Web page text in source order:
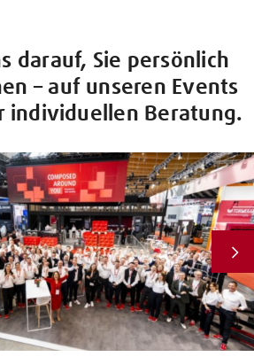
darauf, Sie persönlich
– auf unseren Events
individuellen Beratung.